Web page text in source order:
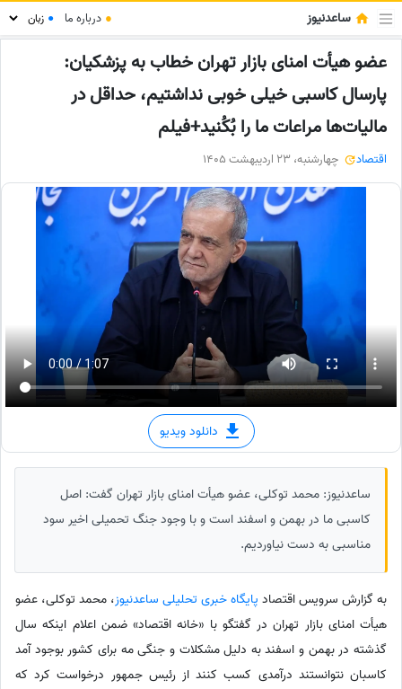
ساعدنیوز ● درباره ما ●
عضو هیأت امنای بازار تهران خطاب به پزشکیان:
پارسال کاسبی خیلی خوبی نداشتیم، حداقل در
مالیات‌ها مراعات ما را بُکُنید+فیلم
اقتصاد چهارشنبه، 23 اردیبهشت 1405
دانلود ویدیو
ساعدنیوز: محمد توکلی، عضو هیأت امنای بازار تهران گفت: اصل
کاسبی ما در بهمن و اسفند است و با وجود جنگ تحمیلی اخیر سود
مناسبی به دست نیاوردیم.
به گزارش سرویس اقتصاد پایگاه خبری تحلیلی ساعدنیوز، محمد توکلی، عضو
هیأت امنای بازار تهران در گفتگو با «خانه اقتصاد» ضمن اعلام اینکه سال
گذشته در بهمن و اسفند به دلیل مشکلات و جنگی مه برای کشور بوجود آمد
کاسبان نتوانستند درآمدی کسب کنند از رئیس جمهور درخواست کرد که